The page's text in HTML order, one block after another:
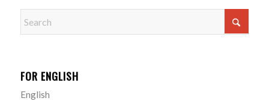
FOR ENGLISH
English